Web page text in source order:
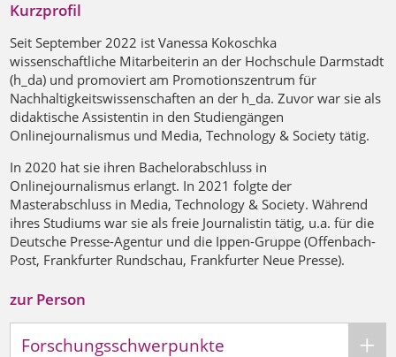
Kurzprofil
Seit September 2022 ist Vanessa Kokoschka
wissenschaftliche Mitarbeiterin an der Hochschule Darmstadt
(h_da) und promoviert am Promotionszentrum für
Nachhaltigkeitswissenschaften an der h_da. Zuvor war sie als
didaktische Assistentin in den Studiengängen
Onlinejournalismus und Media, Technology & Society tätig.
In 2020 hat sie ihren Bachelorabschluss in
Onlinejournalismus erlangt. In 2021 folgte der
Masterabschluss in Media, Technology & Society. Während
ihres Studiums war sie als freie Journalistin tätig, u.a. für die
Deutsche Presse-Agentur und die Ippen-Gruppe (Offenbach-
Post, Frankfurter Rundschau, Frankfurter Neue Presse).
zur Person
Forschungsschwerpunkte